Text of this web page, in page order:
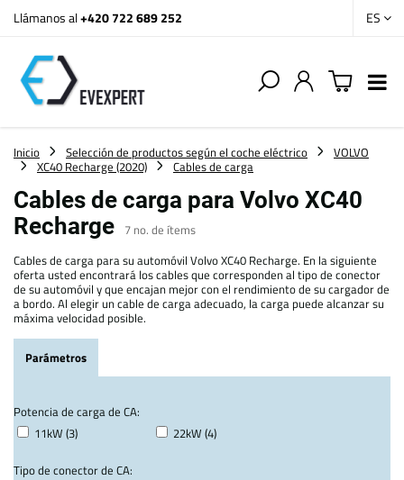
Llámanos al+420 722 689 252 ES
Inicio Selección de productos según el coche eléctrico
VOLVO
XC40 Recharge (2020)
Cables de carga
Cables de carga para Volvo XC40
Recharge 7 no. de ítems
Cables de carga para su automóvil Volvo XC40 Recharge. En la siguiente
oferta usted encontrará los cables que corresponden al tipo de conector
de su automóvil y que encajan mejor con el rendimiento de su cargador de
a bordo. Al elegir un cable de carga adecuado, la carga puede alcanzar su
máxima velocidad posible.
Parámetros
Potencia de carga de CA:
11kW (3)
22kW (4)
Tipo de conector de CA: